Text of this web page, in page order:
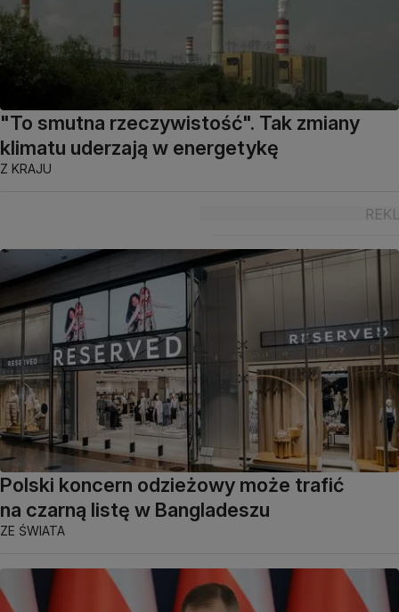
"To smutna rzeczywistość". Tak zmiany
klimatu uderzają w energetykę
Z KRAJU
Polski koncern odzieżowy może trafić
na czarną listę w Bangladeszu
ZE ŚWIATA